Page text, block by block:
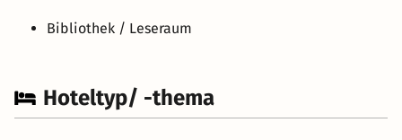
Bibliothek / Leseraum
Hoteltyp/ -thema